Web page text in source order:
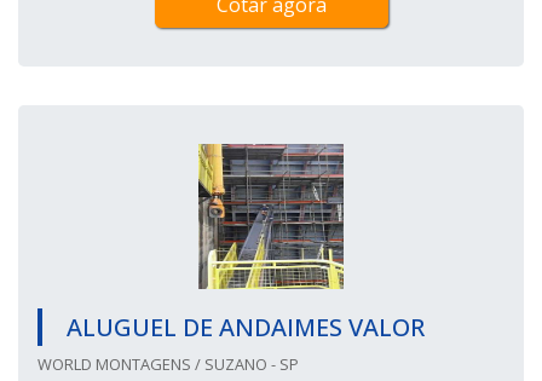
ALUGUEL DE ANDAIMES VALOR
WORLD MONTAGENS / SUZANO - SP